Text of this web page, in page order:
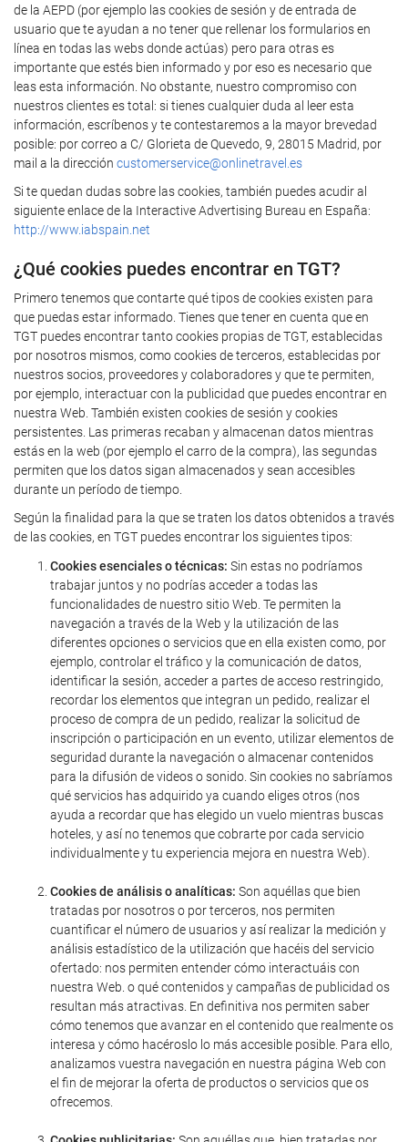
de la AEPD (por ejemplo las cookies de sesión y de entrada de
usuario que te ayudan a no tener que rellenar los formularios en
línea en todas las webs donde actúas) pero para otras es
importante que estés bien informado y por eso es necesario que
leas esta información. No obstante, nuestro compromiso con
nuestros clientes es total: si tienes cualquier duda al leer esta
información, escríbenos y te contestaremos a la mayor brevedad
posible: por correo a C/ Glorieta de Quevedo, 9, 28015 Madrid, por
mail a la dirección customerservice@onlinetravel.es
Si te quedan dudas sobre las cookies, también puedes acudir al
siguiente enlace de la Interactive Advertising Bureau en España:
http://www.iabspain.net
¿Qué cookies puedes encontrar en TGT?
Primero tenemos que contarte qué tipos de cookies existen para
que puedas estar informado. Tienes que tener en cuenta que en
TGT puedes encontrar tanto cookies propias de TGT, establecidas
por nosotros mismos, como cookies de terceros, establecidas por
nuestros socios, proveedores y colaboradores y que te permiten,
por ejemplo, interactuar con la publicidad que puedes encontrar en
nuestra Web. También existen cookies de sesión y cookies
persistentes. Las primeras recaban y almacenan datos mientras
estás en la web (por ejemplo el carro de la compra), las segundas
permiten que los datos sigan almacenados y sean accesibles
durante un período de tiempo.
Según la finalidad para la que se traten los datos obtenidos a través
de las cookies, en TGT puedes encontrar los siguientes tipos:
Cookies esenciales o técnicas: Sin estas no podríamos
trabajar juntos y no podrías acceder a todas las
funcionalidades de nuestro sitio Web. Te permiten la
navegación a través de la Web y la utilización de las
diferentes opciones o servicios que en ella existen como, por
ejemplo, controlar el tráfico y la comunicación de datos,
identificar la sesión, acceder a partes de acceso restringido,
recordar los elementos que integran un pedido, realizar el
proceso de compra de un pedido, realizar la solicitud de
inscripción o participación en un evento, utilizar elementos de
seguridad durante la navegación o almacenar contenidos
para la difusión de videos o sonido. Sin cookies no sabríamos
qué servicios has adquirido ya cuando eliges otros (nos
ayuda a recordar que has elegido un vuelo mientras buscas
hoteles, y así no tenemos que cobrarte por cada servicio
individualmente y tu experiencia mejora en nuestra Web).
Cookies de análisis o analíticas: Son aquéllas que bien
tratadas por nosotros o por terceros, nos permiten
cuantificar el número de usuarios y así realizar la medición y
análisis estadístico de la utilización que hacéis del servicio
ofertado: nos permiten entender cómo interactuáis con
nuestra Web. o qué contenidos y campañas de publicidad os
resultan más atractivas. En definitiva nos permiten saber
cómo tenemos que avanzar en el contenido que realmente os
interesa y cómo hacéroslo lo más accesible posible. Para ello,
analizamos vuestra navegación en nuestra página Web con
el fin de mejorar la oferta de productos o servicios que os
ofrecemos.